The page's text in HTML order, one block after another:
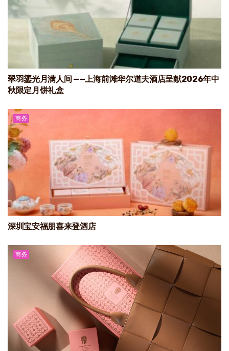
翠羽鎏光月满人间 ——上海前滩华尔道夫酒店呈献2026年中
秋限定月饼礼盒
商务
深圳宝安福朋喜来登酒店
商务